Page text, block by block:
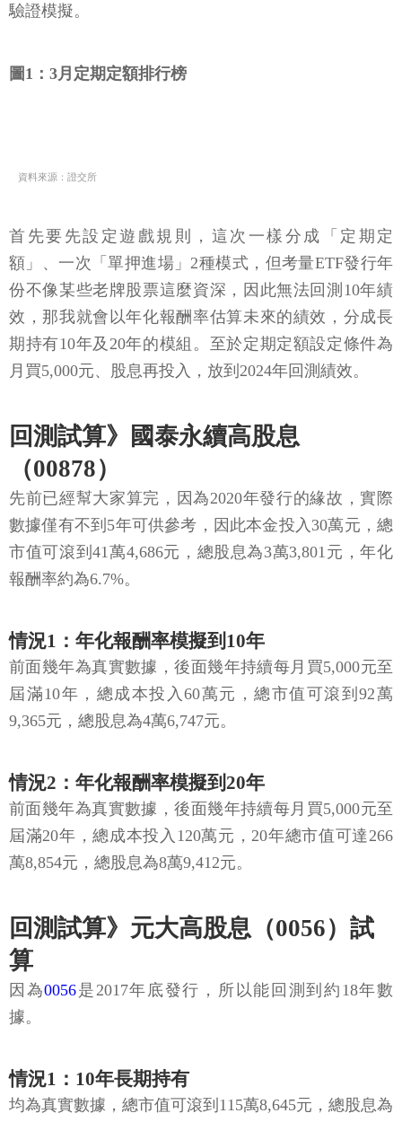
驗證模擬。
圖1：3月定期定額排行榜
資料來源：證交所
首先要先設定遊戲規則，這次一樣分成「定期定
額」、一次「單押進場」2種模式，但考量ETF發行年
份不像某些老牌股票這麼資深，因此無法回測10年績
效，那我就會以年化報酬率估算未來的績效，分成長
期持有10年及20年的模組。至於定期定額設定條件為
月買5,000元、股息再投入，放到2024年回測績效。
回測試算》國泰永續高股息
（00878）
先前已經幫大家算完，因為2020年發行的緣故，實際
數據僅有不到5年可供參考，因此本金投入30萬元，總
市值可滾到41萬4,686元，總股息為3萬3,801元，年化
報酬率約為6.7%。
情況1：年化報酬率模擬到10年
前面幾年為真實數據，後面幾年持續每月買5,000元至
屆滿10年，總成本投入60萬元，總市值可滾到92萬
9,365元，總股息為4萬6,747元。
情況2：年化報酬率模擬到20年
前面幾年為真實數據，後面幾年持續每月買5,000元至
屆滿20年，總成本投入120萬元，20年總市值可達266
萬8,854元，總股息為8萬9,412元。
回測試算》元大高股息（0056）試
算
因為0056是2017年底發行，所以能回測到約18年數
據。
情況1：10年長期持有
均為真實數據，總市值可滾到115萬8,645元，總股息為